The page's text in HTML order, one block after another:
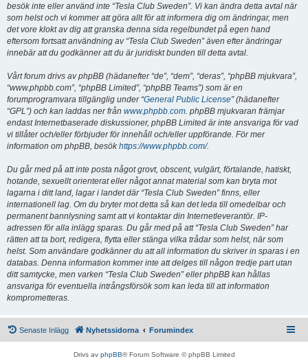
besök inte eller använd inte “Tesla Club Sweden”. Vi kan ändra detta avtal när
som helst och vi kommer att göra allt för att informera dig om ändringar, men
det vore klokt av dig att granska denna sida regelbundet på egen hand
eftersom fortsatt användning av “Tesla Club Sweden” även efter ändringar
innebär att du godkänner att du är juridiskt bunden till detta avtal.
Vårt forum drivs av phpBB (hädanefter “de”, “dem”, “deras”, “phpBB mjukvara”,
“www.phpbb.com”, “phpBB Limited”, “phpBB Teams”) som är en
forumprogramvara tillgänglig under “General Public License” (hädanefter
“GPL”) och kan laddas ner från www.phpbb.com. phpBB mjukvaran främjar
endast Internetbaserade diskussioner, phpBB Limited är inte ansvariga för vad
vi tillåter och/eller förbjuder för innehåll och/eller uppförande. För mer
information om phpBB, besökhttps://www.phpbb.com/.
Du går med på att inte posta något grovt, obscent, vulgärt, förtalande, hatiskt,
hotande, sexuellt orienterat eller något annat material som kan bryta mot
lagarna i ditt land, lagar i landet där “Tesla Club Sweden” finns, eller
internationell lag. Om du bryter mot detta så kan det leda till omedelbar och
permanent bannlysning samt att vi kontaktar din Internetleverantör. IP-
adressen för alla inlägg sparas. Du går med på att “Tesla Club Sweden” har
rätten att ta bort, redigera, flytta eller stänga vilka trådar som helst, när som
helst. Som användare godkänner du att all information du skriver in sparas i en
databas. Denna information kommer inte att delges till någon tredje part utan
ditt samtycke, men varken “Tesla Club Sweden” eller phpBB kan hållas
ansvariga för eventuella intrångsförsök som kan leda till att information
komprometteras.
Senaste Inlägg Nyhetssidorna Forumindex
Drivs av phpBB® Forum Software © phpBB Limited